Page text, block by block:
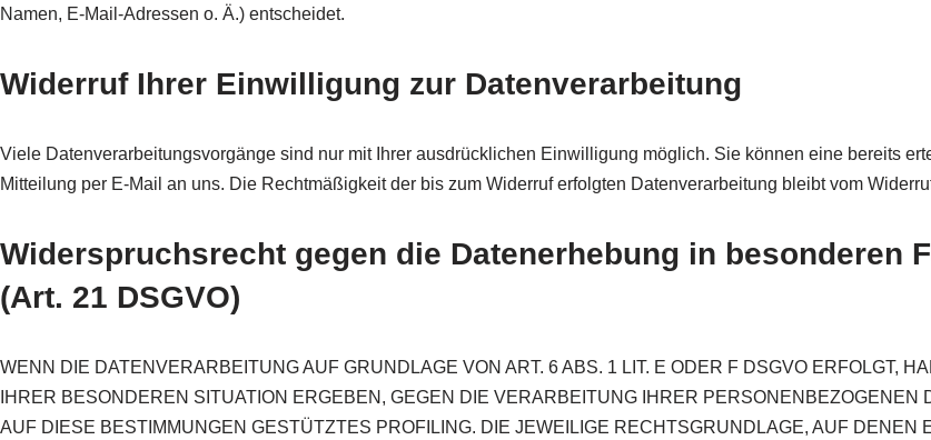
Namen, E-Mail-Adressen o. Ä.) entscheidet.
Widerruf Ihrer Einwilligung zur Datenverarbeitung
Viele Datenverarbeitungsvorgänge sind nur mit Ihrer ausdrücklichen Einwilligung möglich. Sie können eine bereits
Mitteilung per E-Mail an uns. Die Rechtmäßigkeit der bis zum Widerruf erfolgten Datenverarbeitung bleibt vom
Widerspruchsrecht gegen die Datenerhebung in besonderen
(Art. 21 DSGVO)
WENN DIE DATENVERARBEITUNG AUF GRUNDLAGE VON ART. 6 ABS. 1 LIT. E ODER F DSGVO ERFOLGT,
IHRER BESONDEREN SITUATION ERGEBEN, GEGEN DIE VERARBEITUNG IHRER
AUF DIESE BESTIMMUNGEN GESTÜTZTES PROFILING. DIE JEWEILIGE RECHTSGRUNDLAGE, AUF